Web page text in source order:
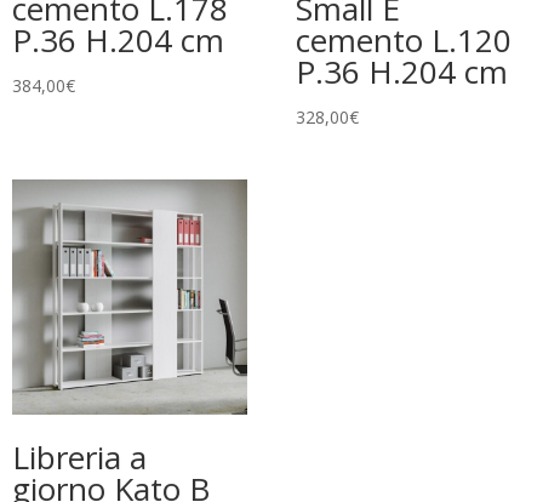
P.36 H.204 cm
384,00€
cemento L.120
P.36 H.204 cm
328,00€
Libreria a
giorno Kato B